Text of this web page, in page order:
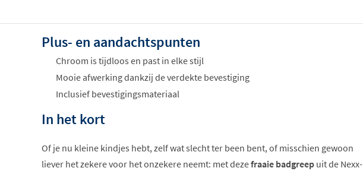
Plus- en aandachtspunten
Chroom is tijdloos en past in elke stijl
Mooie afwerking dankzij de verdekte bevestiging
Inclusief bevestigingsmateriaal
In het kort
Of je nu kleine kindjes hebt, zelf wat slecht ter been bent, of misschien gewoon
liever het zekere voor het onzekere neemt: met dezefraaie badgreep uit de Nexx-